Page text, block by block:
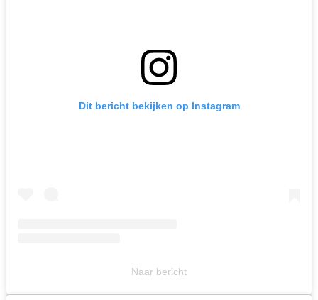
Dit bericht bekijken op Instagram
Naar bericht